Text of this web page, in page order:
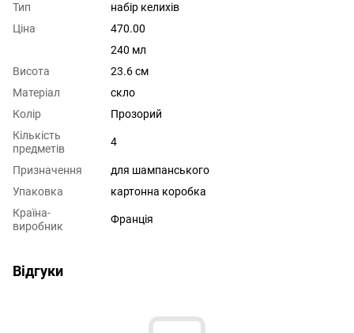
Тип
набір келихів
Ціна
470.00
240 мл
Висота
23.6 см
Матеріал
скло
Колір
Прозорий
Кількість
предметів
4
Призначення
для шампанського
Упаковка
картонна коробка
Країна-
виробник
Франція
Відгуки